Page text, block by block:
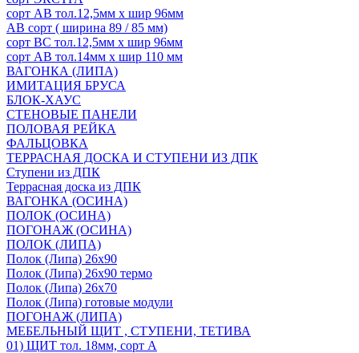
сорт АВ тол.12,5мм х шир 96мм
АВ сорт ( ширина 89 / 85 мм)
сорт ВС тол.12,5мм х шир 96мм
сорт АВ тол.14мм х шир 110 мм
ВАГОНКА (ЛИПА)
ИМИТАЦИЯ БРУСА
БЛОК-ХАУС
СТЕНОВЫЕ ПАНЕЛИ
ПОЛОВАЯ РЕЙКА
ФАЛЬЦОВКА
ТЕРРАСНАЯ ДОСКА И СТУПЕНИ ИЗ ДПК
Ступени из ДПК
Террасная доска из ДПК
ВАГОНКА (ОСИНА)
ПОЛОК (ОСИНА)
ПОГОНАЖ (ОСИНА)
ПОЛОК (ЛИПА)
Полок (Липа) 26х90
Полок (Липа) 26х90 термо
Полок (Липа) 26х70
Полок (Липа) готовые модули
ПОГОНАЖ (ЛИПА)
МЕБЕЛЬНЫЙ ЩИТ , СТУПЕНИ, ТЕТИВА
01) ЩИТ тол. 18мм, сорт А